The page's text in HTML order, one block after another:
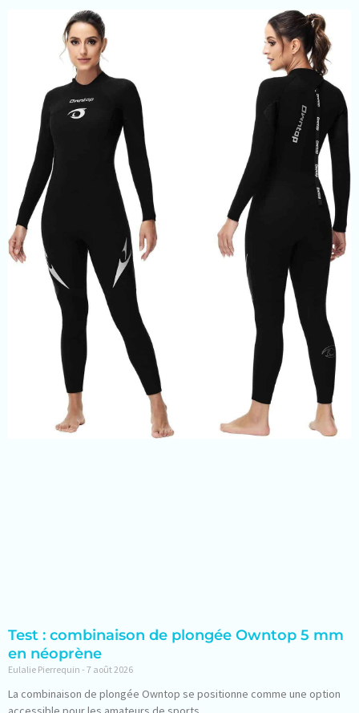
Test : combinaison de plongée Owntop 5 mm
en néoprène
Eulalie Pierrequin 7 août 2026
La combinaison de plongée Owntop se positionne comme une option